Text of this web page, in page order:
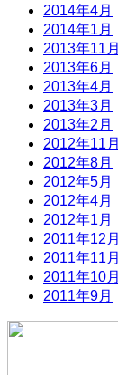
2014年4月
2014年1月
2013年11月
2013年6月
2013年4月
2013年3月
2013年2月
2012年11月
2012年8月
2012年5月
2012年4月
2012年1月
2011年12月
2011年11月
2011年10月
2011年9月